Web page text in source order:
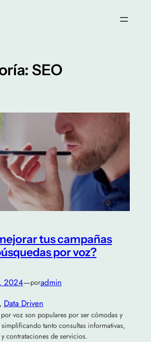
SEO
tus campañas
por voz?
2024—poradmin
Data Driven
por voz son populares por ser cómodas y
tanto consultas informativas,
contrataciones de servicios.